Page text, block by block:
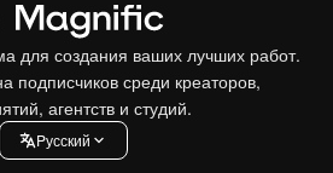
для создания ваших лучших работ.
подписчиков среди креаторов,
агентств и студий.
Pусский